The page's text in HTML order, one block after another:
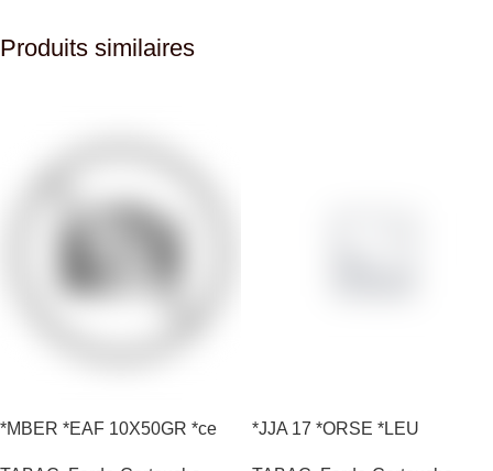
Produits similaires
*MBER *EAF 10X50GR *ce
*JJA 17 *ORSE *LEU